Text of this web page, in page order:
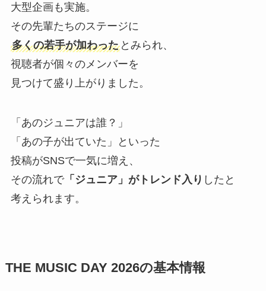
大型企画も実施。
その先輩たちのステージに
多くの若手が加わったとみられ、
視聴者が個々のメンバーを
見つけて盛り上がりました。
「あのジュニアは誰？」
「あの子が出ていた」といった
投稿がSNSで一気に増え、
その流れで「ジュニア」がトレンド入り したと
考えられます。
THE MUSIC DAY 2026の基本情報